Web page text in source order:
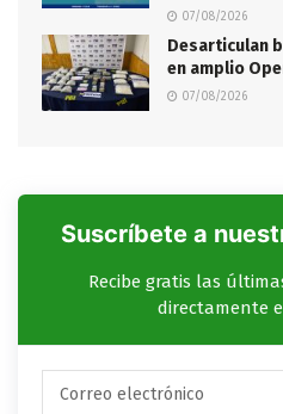
07/08/2026
Desarticulan
en amplio
07/08/2026
Suscríbete a
Recibe gratis las
directamente